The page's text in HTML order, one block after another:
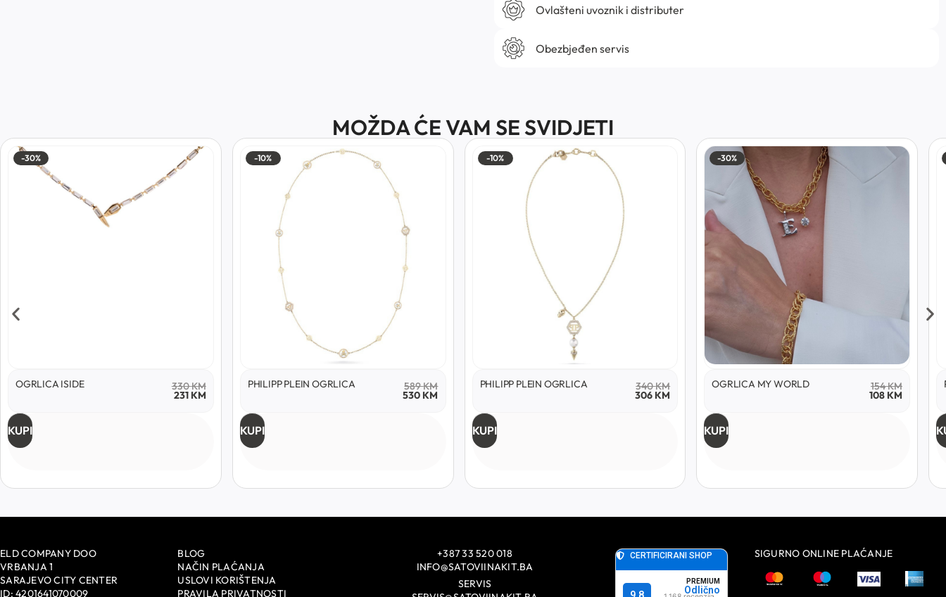
Ovlašteni uvoznik i distributer
Obezbjeđen servis
MOŽDA ĆE VAM SE SVIDJETI
-30%
OGRLICA ISIDE 330KM
231 KM
KUPI
-10%
PHILIPP PLEIN OGRLICA 589KM
530 KM
KUPI
-10%
PHILIPP PLEIN OGRLICA 340KM
306 KM
KUPI
-30%
OGRLICA MY WORLD 154KM
108 KM
KUPI
ELD COMPANY DOO
VRBANJA 1
SARAJEVO CITY CENTER
ID: 4201641070009
BLOG
NAČIN PLAĆANJA
USLOVI KORIŠTENJA
PRAVILA PRIVATNOSTI
+387 33 520 018
INFO@SATOVIINAKIT.BA
SERVIS
SIGURNO ONLINE PLAĆANJE